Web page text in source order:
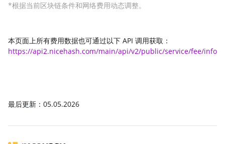
*根据当前区块链条件和网络费用动态调整。
本页面上所有费用数据也可通过以下 API 调用获取：
https://api2.nicehash.com/main/api/v2/public/service/fee/info
最后更新：05.05.2026